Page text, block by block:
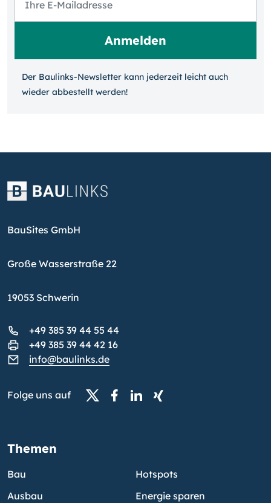
Der Baulinks-Newsletter kann jeder­zeit leicht auch
wieder ab­bestellt werden!
BauSites GmbH
Große Wasserstraße 22
19053 Schwerin
+49 385 39 44 55 44
+49 385 39 44 42 16
info@baulinks.de
Folge uns auf
Themen
Bau
Ausbau
Hotspots
Energie sparen